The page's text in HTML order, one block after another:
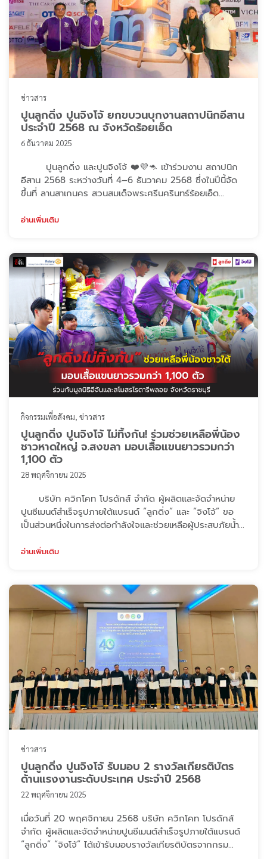
ข่าวสาร
ปูนลูกดิ่ง ปูนจิงโจ้ ยกขบวนบุกงานสถาปนิกอีสาน
ประจำปี 2568 ณ จังหวัดร้อยเอ็ด
6 ธันวาคม 2025
ปูนลูกดิ่ง และปูนจิงโจ้ ❤️💜🦘 เข้าร่วมงาน สถาปนิก
อีสาน 2568 ระหว่างวันที่ 4–6 ธันวาคม 2568 ซึ่งในปีนี้จัด
ขึ้นที่ ลานสาเกนคร สวนสมเด็จพระศรีนครินทร์ร้อยเอ็ด
อนาคต | Heritage Reflection to Future Direction”
ทิศทางแห่งอนาคตอย่างสร้าง ...
อ่านเพิ่มเติม
กิจกรรมเพื่อสังคม ข่าวสาร
ปูนลูกดิ่ง ปูนจิงโจ้ ไม่ทิ้งกัน! ร่วมช่วยเหลือพี่น้อง
ชาวหาดใหญ่ จ.สงขลา มอบเสื้อแขนยาวรวมกว่า
1,100 ตัว
28 พฤศจิกายน 2025
บริษัท ควิกโคท โปรดักส์ จำกัด ผู้ผลิตและจัดจำหน่าย
ปูนซีเมนต์สำเร็จรูปภายใต้แบรนด์ “ลูกดิ่ง” และ “จิงโจ้” ขอ
เป็นส่วนหนึ่งในการส่งต่อกำลังใจและช่วยเหลือผู้ประสบภัยน้ำ
หนักจากเหตุอุทกภัยในช่วงเดือนพฤศจิกายนที่ผ่านมา ในครั้งนี้
อ่านเพิ่มเติม
ข่าวสาร
ปูนลูกดิ่ง ปูนจิงโจ้ รับมอบ 2 รางวัลเกียรติบัตร
ด้านแรงงานระดับประเทศ ประจำปี 2568
22 พฤศจิกายน 2025
เมื่อวันที่ 20 พฤศจิกายน 2568 บริษัท ควิกโคท โปรดักส์
จำกัด ผู้ผลิตและจัดจำหน่ายปูนซีเมนต์สำเร็จรูปภายใต้แบรนด์
“ลูกดิ่ง” “จิงโจ้” ได้เข้ารับมอบรางวัลเกียรติบัตรจากกรม